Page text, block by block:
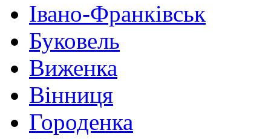
Івано-Франківськ
Буковель
Виженка
Вінниця
Городенка